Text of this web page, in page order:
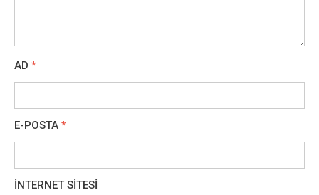
AD *
E-POSTA *
İNTERNET SITESI